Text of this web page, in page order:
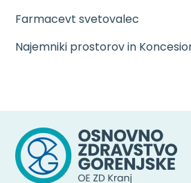
Farmacevt svetovalec
Najemniki prostorov in